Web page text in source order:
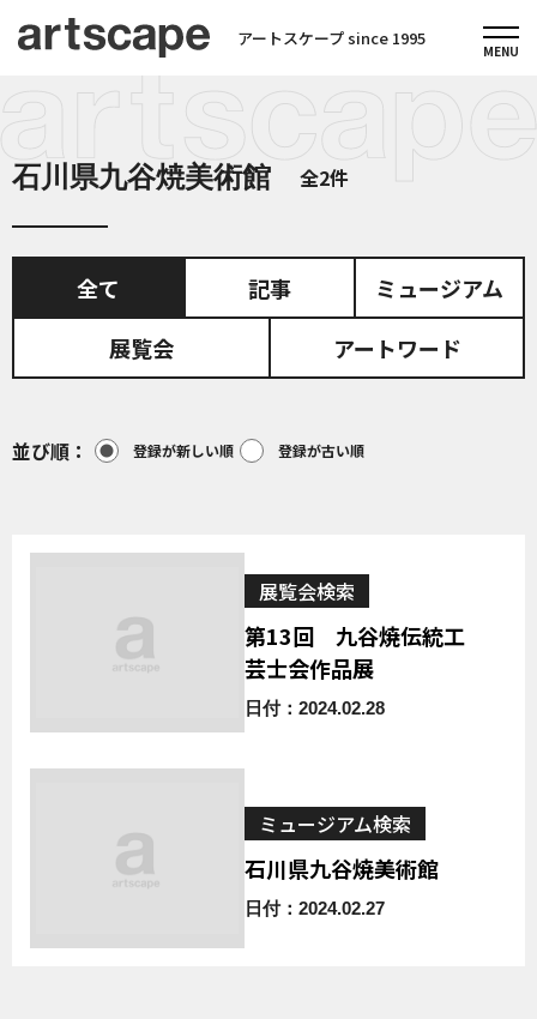
アートスケープ since 1995
石川県九谷焼美術館 全2件
全て 記事
ミュージアム
展覧会
アートワード
並び順 登録が新しい順 登録が古い順
展覧会検索
第13回 九谷焼伝統工
芸士会作品展
日付：2024.02.28
ミュージアム検索
石川県九谷焼美術館
日付：2024.02.27